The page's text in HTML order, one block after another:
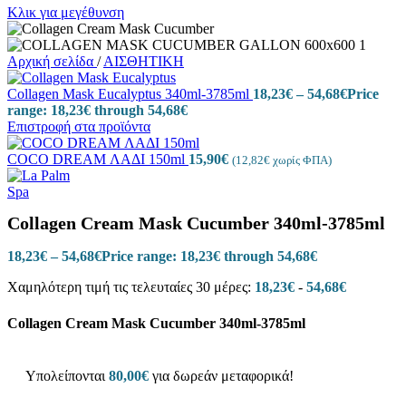
Κλικ για μεγέθυνση
Αρχική σελίδα / ΑΙΣΘΗΤΙΚΗ
Collagen Mask Eucalyptus 340ml-3785ml 18,23€ – 54,68€Price
range: 18,23€ through 54,68€
Επιστροφή στα προϊόντα
COCO DREAM ΛΑΔΙ 150ml 15,90€ (12,82€ χωρίς ΦΠΑ)
Collagen Cream Mask Cucumber 340ml-3785ml
18,23€ – 54,68€Price range: 18,23€ through 54,68€
Χαμηλότερη τιμή τις τελευταίες 30 μέρες: 18,23€ - 54,68€
Collagen Cream Mask Cucumber 340ml-3785ml
Υπολείπονται 80,00€ για δωρεάν μεταφορικά!